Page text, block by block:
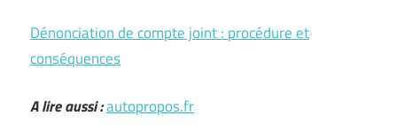
Dénonciation de compte joint : procédure et
conséquences
A lire aussi :autopropos.fr